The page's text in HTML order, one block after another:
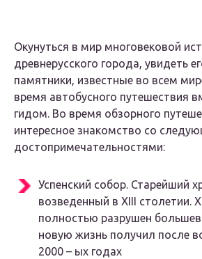
Окунуться в мир многовековой
древнерусского города, увидеть
памятники, известные во всем
время автобусного путешествия
гидом. Во время обзорного
интересное знакомство со
достопримечательностями:
Успенский собор. Старейший
возведенный в XIII столетии.
полностью разрушен
новую жизнь получил после
2000 – ых годах